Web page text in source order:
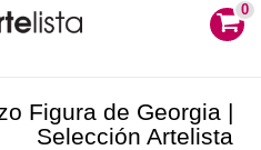
0
Figura de Georgia |
Selección Artelista